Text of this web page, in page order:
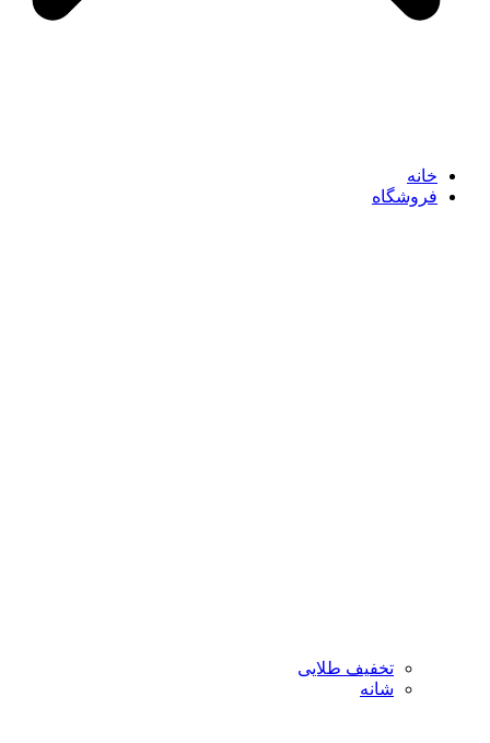
خانه
فروشگاه
تخفیف طلایی
شانه